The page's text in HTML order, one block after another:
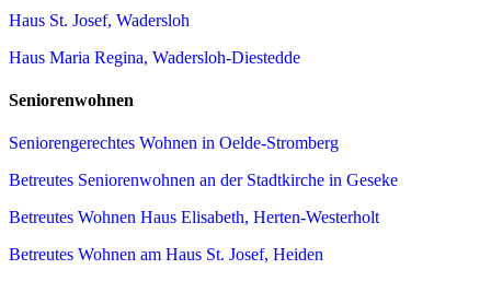
Haus St. Josef, Wadersloh
Haus Maria Regina, Wadersloh-Diestedde
Seniorenwohnen
Seniorengerechtes Wohnen in Oelde-Stromberg
Betreutes Seniorenwohnen an der Stadtkirche in Geseke
Betreutes Wohnen Haus Elisabeth, Herten-Westerholt
Betreutes Wohnen am Haus St. Josef, Heiden